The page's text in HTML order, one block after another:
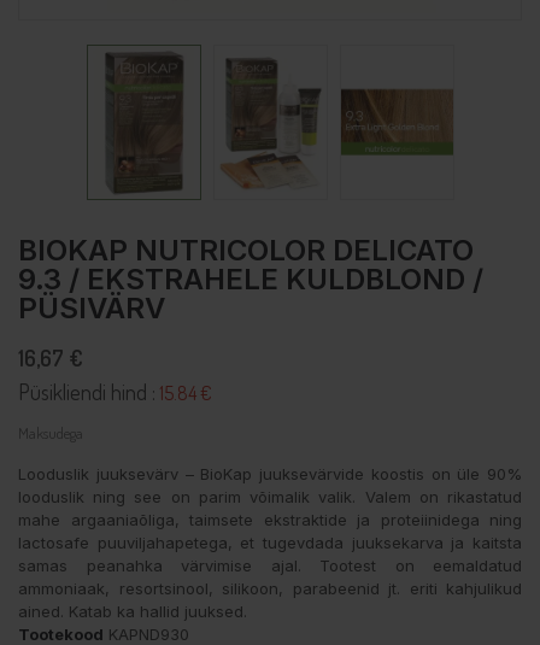
BIOKAP NUTRICOLOR DELICATO
9.3 / EKSTRAHELE KULDBLOND /
PÜSIVÄRV
16,67 €
Püsikliendi hind : 15.84 €
Maksudega
Looduslik juuksevärv – BioKap juuksevärvide koostis on üle 90%
looduslik ning see on parim võimalik valik. Valem on rikastatud
mahe argaaniaõliga, taimsete ekstraktide ja proteiinidega ning
lactosafe puuviljahapetega, et tugevdada juuksekarva ja kaitsta
samas peanahka värvimise ajal. Tootest on eemaldatud
ammoniaak, resortsinool, silikoon, parabeenid jt. eriti kahjulikud
ained. Katab ka hallid juuksed.
Tootekood KAPND930